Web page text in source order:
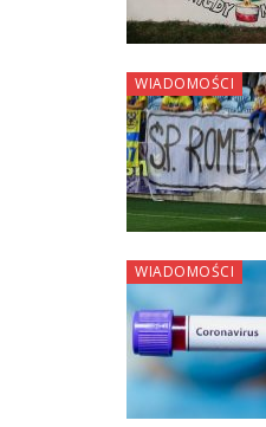
WIADOMOŚCI
WIADOMOŚCI